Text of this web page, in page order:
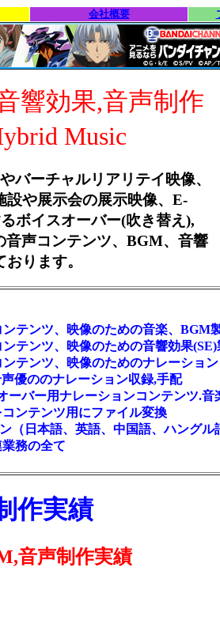
会社概要
響効果,音声制作
Music
バーチャルリアリテイ映像、
設や展示会の展示映像、E-
ボイスオーバー(吹き替え),
音声コンテンツ、BGM、音響
ります。
ンテンツ、映像のための音楽、BGM
テンツ、映像のための音響効果(SE)
ンテンツ、映像のためのナレーショ
優ののナレーション収録,手配
ーバー用ナレーションコンテンツ.音
ンテンツ用にファイル変換
（日本語、英語、中国語、ハング
務の全て
作実績
音声制作実績